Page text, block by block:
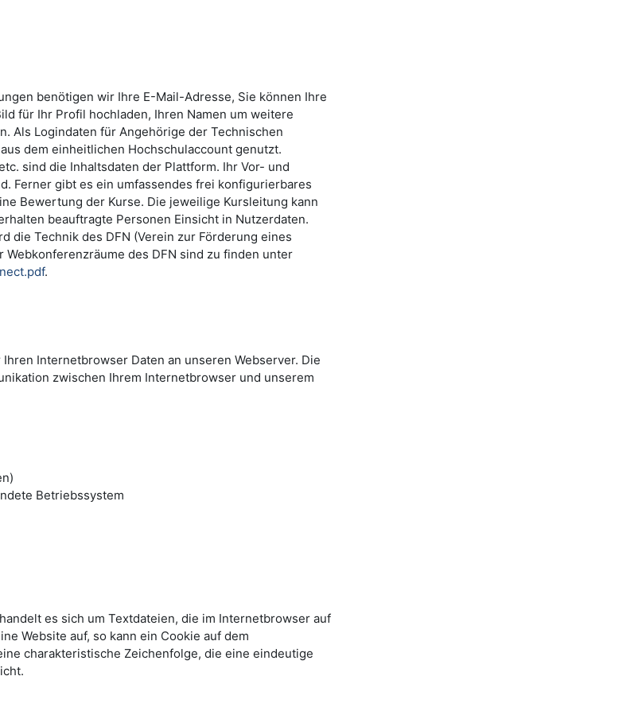
benötigen wir Ihre E-Mail-Adresse, Sie können Ihre
für Ihr Profil hochladen, Ihren Namen um weitere
Als Logindaten für Angehörige der Technischen
dem einheitlichen Hochschulaccount genutzt.
sind die Inhaltsdaten der Plattform. Ihr Vor- und
Ferner gibt es ein umfassendes frei konfigurierbares
Bewertung der Kurse. Die jeweilige Kursleitung kann
beauftragte Personen Einsicht in Nutzerdaten.
die Technik des DFN (Verein zur Förderung eines
des DFN sind zu finden unter
.
Internetbrowser Daten an unseren Webserver. Die
zwischen Ihrem Internetbrowser und unserem
Betriebssystem
es sich um Textdateien, die im Internetbrowser auf
Website auf, so kann ein Cookie auf dem
charakteristische Zeichenfolge, die eine eindeutige